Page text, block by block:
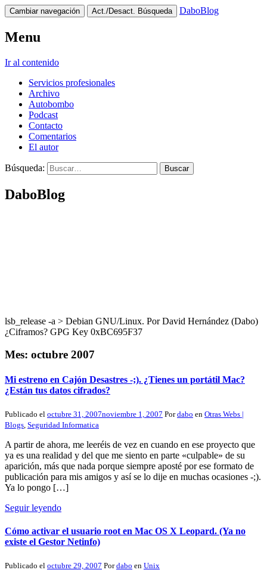
Cambiar navegación Act./Desact. Búsqueda DaboBlog
Menu
Ir al contenido
Servicios profesionales
Archivo
Autobombo
Podcast
Contacto
Comentarios
El autor
Búsqueda:
DaboBlog
lsb_release -a > Debian GNU/Linux. Por David Hernández (Dabo)
¿Ciframos? GPG Key 0xBC695F37
Mes: octubre 2007
Mi estreno en Cajón Desastres -;). ¿Tienes un portátil Mac?
¿Están tus datos cifrados?
Publicado el octubre 31, 2007noviembre 1, 2007 Pordabo en Otras Webs |
Blogs Seguridad Informatica
A partir de ahora, me leeréis de vez en cuando en ese proyecto que
ya es una realidad y del que me siento en parte «culpable» de su
aparición, más que nada porque siempre aposté por ese formato de
publicación para mis amigos y así se lo dije en muchas ocasiones -;).
Ya lo pongo […]
Seguir leyendo
Cómo activar el usuario root en Mac OS X Leopard. (Ya no
existe el Gestor Netinfo)
Publicado el octubre 29, 2007 Pordabo en Unix